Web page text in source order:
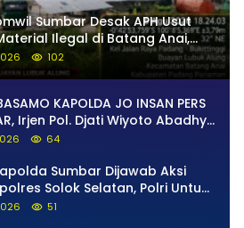
Sumbar Desak APH Usut
Ilegal di Batang Anai,
PT UHA Diminta
102
KAPOLDA JO INSAN PERS
Irjen Pol. Djati Wiyoto Abadhy
Tak Ada Ruang bagi Pelanggar
64
Sumbar Dijawab Aksi
Solok Selatan, Polri Untuk
Bukan Sekadar Slogan
51